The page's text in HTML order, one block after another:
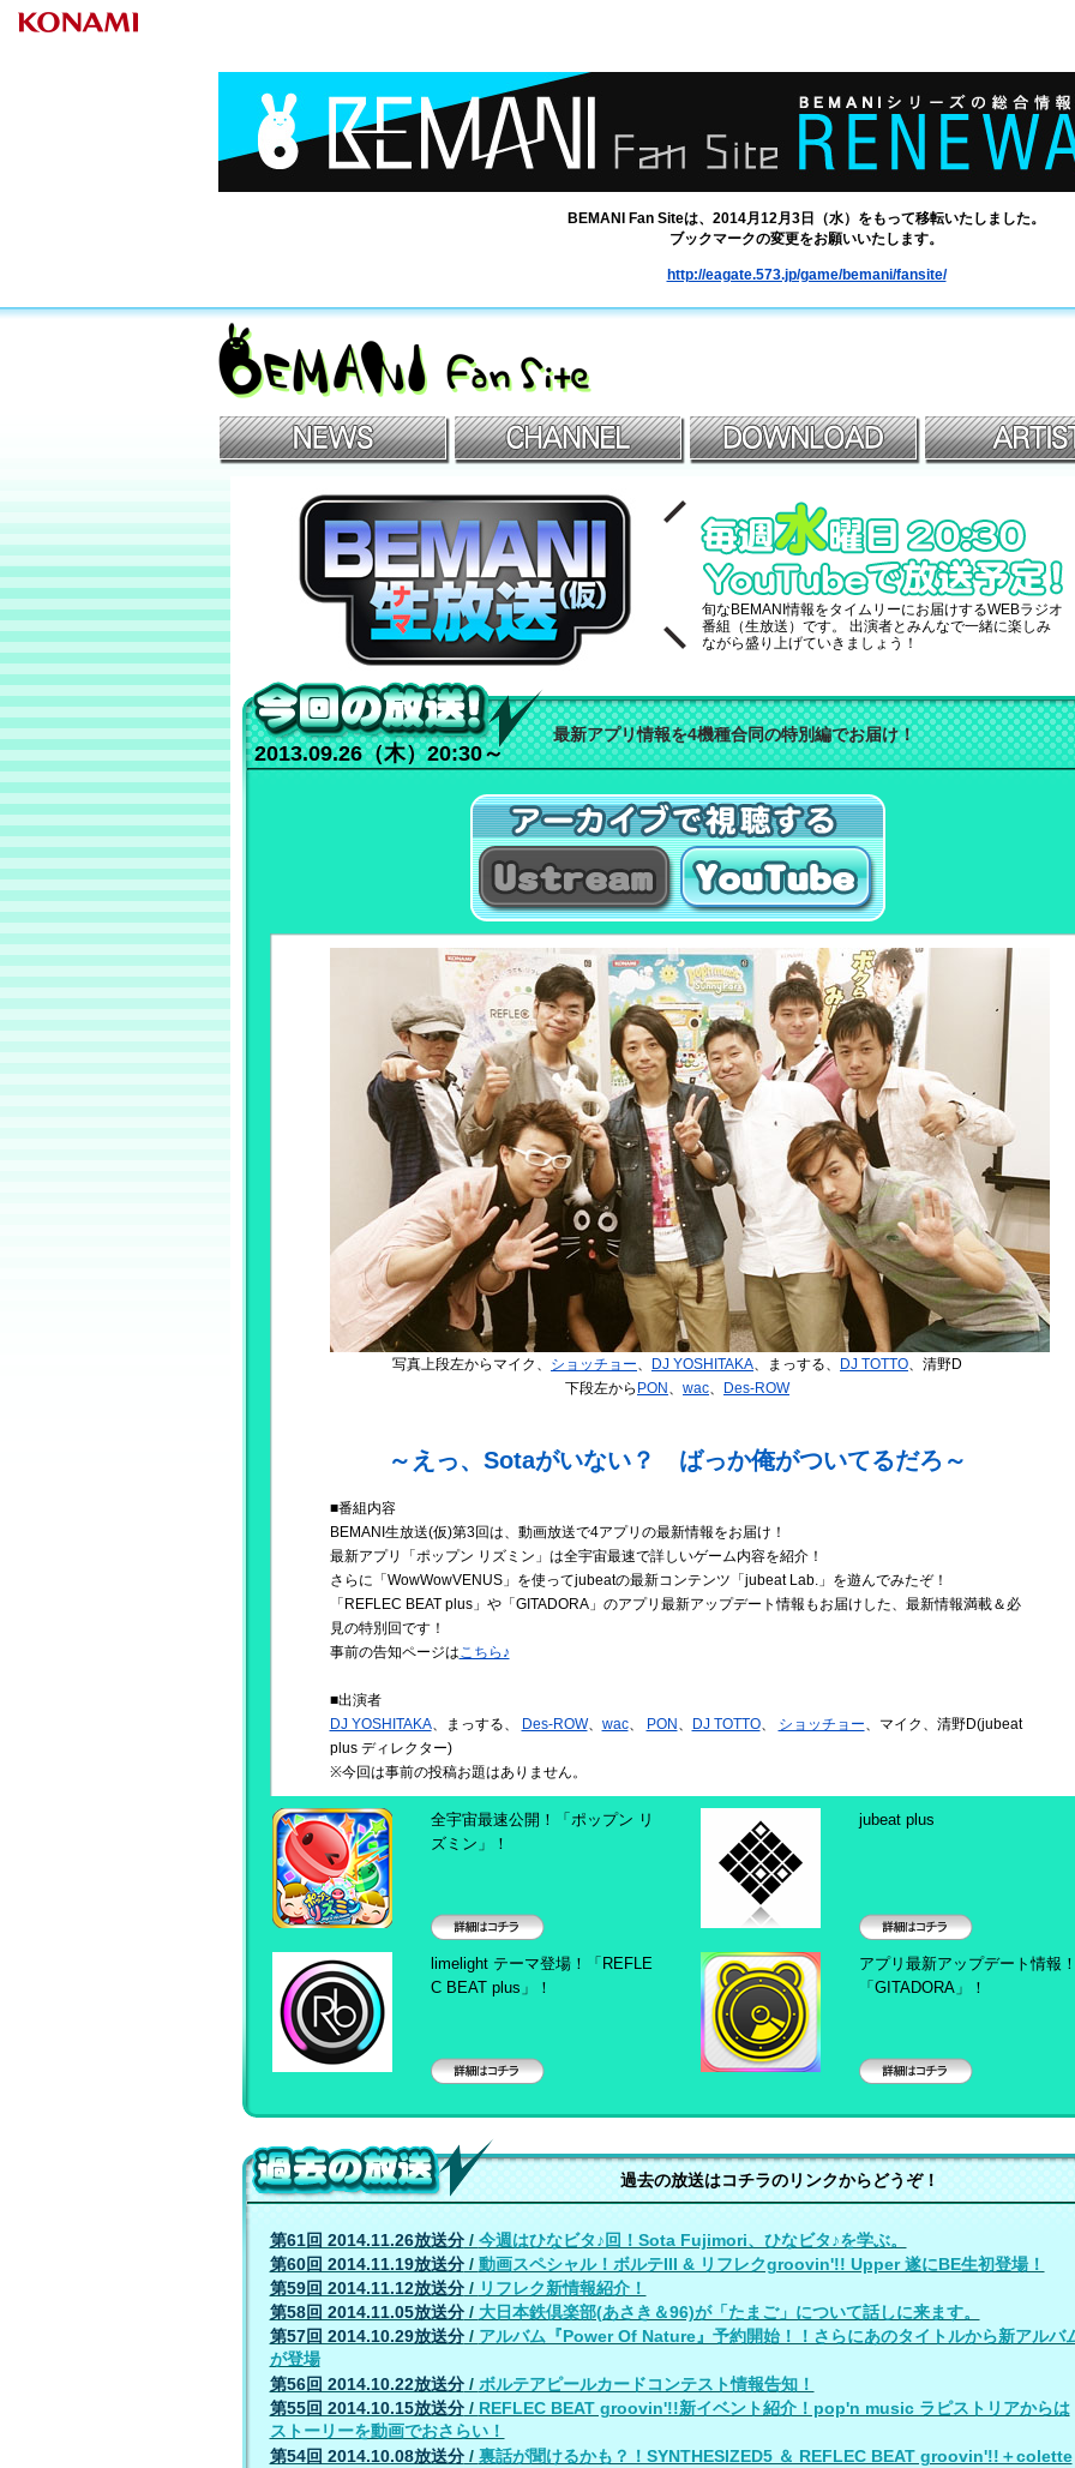
BEMANI Fan Siteは、2014月12月3日（水）をもって移転いたしました。
ブックマークの変更をお願いいたします。
http://eagate.573.jp/game/bemani/fansite/
BEMANI 生放送（仮）
旬なBEMANI情報をタイムリーにお届けするWEBラジオ
番組（生放送）です。 出演者とみんなで一緒に楽しみ
ながら盛り上げていきましょう！
今回の放送！
2013.09.26（木）20:30～
最新アプリ情報を4機種合同の特別編でお届け！
Ustreamで聴く YouTubeで聴く
写真上段左からマイク、 ショッチョー、 DJ YOSHITAKA、まっする、 DJ TOTTO、清野D
下段左から PON 、 wac、 Des-ROW
～えっ、Sotaがいない？ ばっか俺がついてるだろ～
■番組内容
BEMANI生放送(仮)第3回は、動画放送で4アプリの最新情報をお届け！
最新アプリ「ポップン リズミン」は全宇宙最速で詳しいゲーム内容を紹介！
さらに「WowWowVENUS」を使ってjubeatの最新コンテンツ「jubeat Lab.」を遊んでみたぞ！
「REFLEC BEAT plus」や「GITADORA」のアプリ最新アップデート情報もお届けした、最新情報満載＆必
見の特別回です！
事前の告知ページはこちら♪
■出演者
DJ YOSHITAKA、まっする、 Des-ROW、 wac、 PON 、 DJ TOTTO、 ショッチョー、マイク、清野D(jubeat
plus ディレクター)
※今回は事前の投稿お題はありません。
全宇宙最速公開！「ポップン リ
ズミン」！
jubeat plus
詳細はコチラ
limelight テーマ登場！「REFLE
C BEAT plus」！
アプリ最新アップデート情報
「GITADORA」！
過去の放送！
過去の放送はコチラのリンクからどうぞ！
第61回 2014.11.26放送分/ 今週はひなビタ♪回！Sota Fujimori、ひなビタ♪を学ぶ。
第60回 2014.11.19放送分/ 動画スペシャル！ボルテIII & リフレクgroovin'!! Upper 遂にBE生初登場！
第59回 2014.11.12放送分/ リフレク新情報紹介！
第58回 2014.11.05放送分/ 大日本鉄倶楽部(あさき＆96)が「たまご」について話しに来ます。
第57回 2014.10.29放送分/ アルバム『Power Of Nature』予約開始！！さらにあのタイトルから新アルバ
が登場
第56回 2014.10.22放送分/ ボルテアピールカードコンテスト情報告知！
第55回 2014.10.15放送分/ REFLEC BEAT groovin'!!新イベント紹介！pop'n music ラピストリアからは
ストーリーを動画でおさらい！
第54回 2014.10.08放送分/ 裏話が聞けるかも？！SYNTHESIZED5 ＆ REFLEC BEAT groovin'!!＋colette